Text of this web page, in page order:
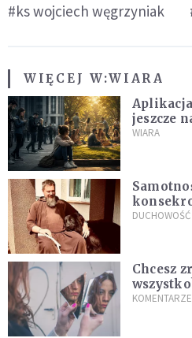
#ks wojciech węgrzyniak
WIĘCEJ W:WIARA
jeszcze
WIARA
Życie w
DUCHOWOŚĆ
Chcesz
w